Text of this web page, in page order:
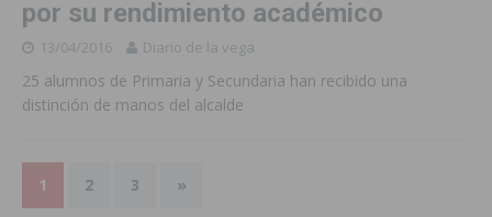
por su rendimiento académico
13/04/2016 Diario de la vega
25 alumnos de Primaria y Secundaria han recibido una
distinción de manos del alcalde
1 2 3 »